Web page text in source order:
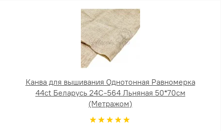
Канва для вышивания Однотонная Равномерка
44ct Беларусь 24С-564 Льняная 50*70см
(Метражом)